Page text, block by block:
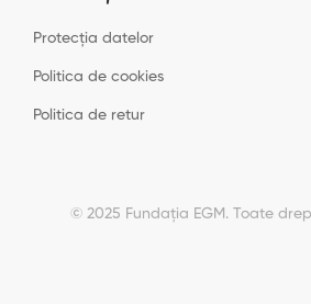
Protecția datelor
Politica de cookies
Politica de retur
© 2025 Fundația EGM. Toate